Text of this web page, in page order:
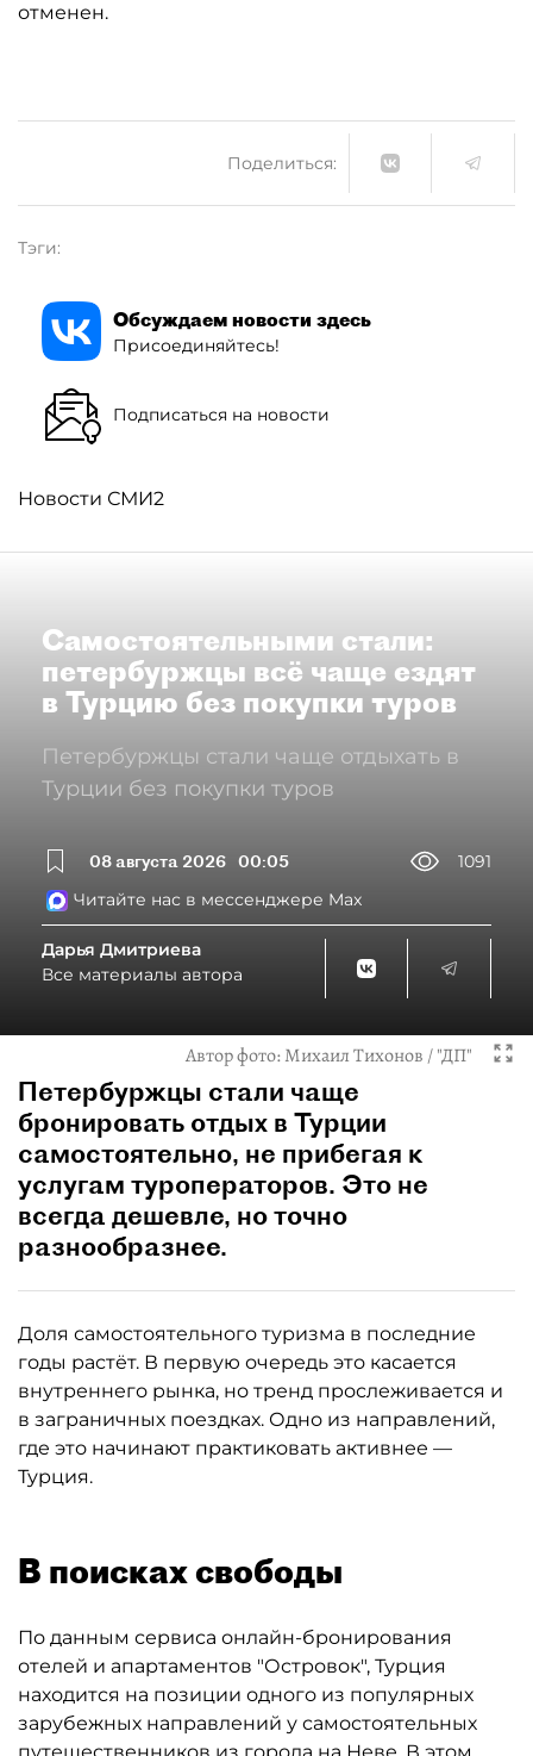
отменен.
Поделиться:
Тэги:
Обсуждаем новости здесь
Присоединяйтесь!
Подписаться на новости
Новости СМИ2
Самостоятельными стали:
петербуржцы всё чаще ездят
в Турцию без покупки туров
Петербуржцы стали чаще отдыхать в
Турции без покупки туров
08 августа 2026 00:05
1091
Читайте нас в мессенджере Max
Дарья Дмитриева
Все материалы автора
Автор фото:Михаил Тихонов / "ДП"
Петербуржцы стали чаще
бронировать отдых в Турции
самостоятельно, не прибегая к
услугам туроператоров. Это не
всегда дешевле, но точно
разнообразнее.
Доля самостоятельного туризма в последние
годы растёт. В первую очередь это касается
внутреннего рынка, но тренд прослеживается и
в заграничных поездках. Одно из направлений,
где это начинают практиковать активнее —
Турция.
В поисках свободы
По данным сервиса онлайн-бронирования
отелей и апартаментов "Островок", Турция
находится на позиции одного из популярных
зарубежных направлений у самостоятельных